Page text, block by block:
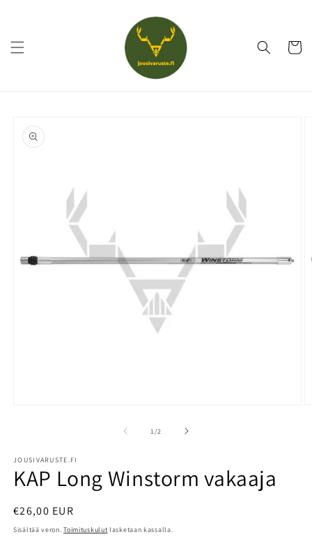
tuotetietoihin
1 //2
JOUSIVARUSTE.FI
KAP Long Winstorm vakaaja
Normaalihinta
€26,00 EUR
Sisältää veron.Toimituskulut lasketaan kassalla.